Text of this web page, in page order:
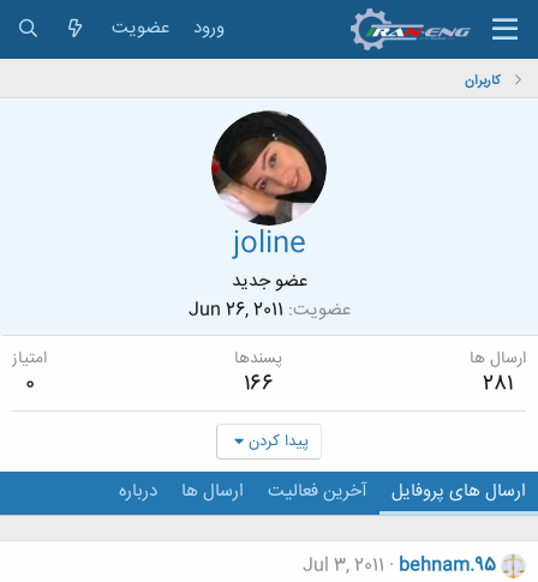
ورود عضویت
کاربران
joline
عضو جدید
عضویت Jun 26, 2011
ارسال ها
281
پسندها
166
امتیاز
0
پیدا کردن
ارسال های پروفایل آخرین فعالیت ارسال ها درباره
behnam.95
Jul 3, 2011